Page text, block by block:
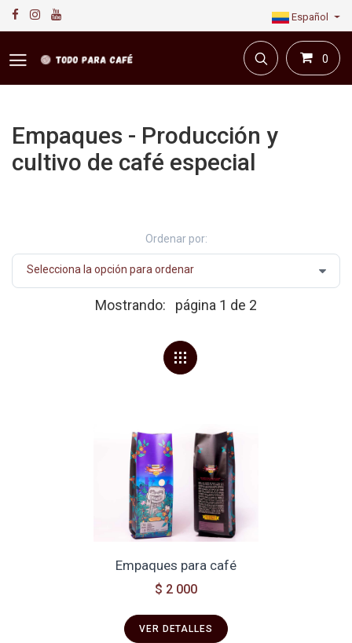
Español
0
Empaques - Producción y
cultivo de café especial
Ordenar por:
Mostrando: página 1 de 2
Empaques para café
$ 2 000
VER DETALLES